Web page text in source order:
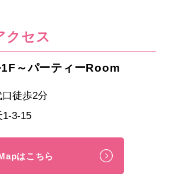
クセス
～パーティーRoom
徒歩2分
1-3-15
はこちら